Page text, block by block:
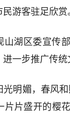
游客驻足欣赏
山湖区委宣传
一步推广传统
光明媚，春风
片片盛开的樱